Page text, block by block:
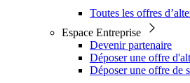
Toutes les offres
Espace Entreprise
Devenir partenaire
Déposer une offre
Déposer une offre de